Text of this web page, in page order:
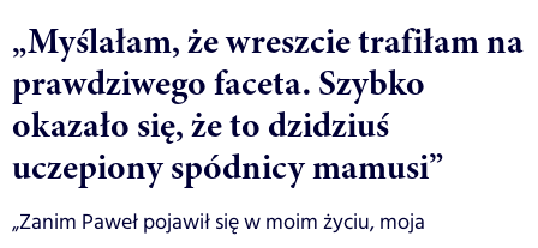
„Myślałam, że wreszcie trafiłam na
prawdziwego faceta. Szybko
okazało się, że to dzidziuś
uczepiony spódnicy mamusi”
„Zanim Paweł pojawił się w moim życiu, moja